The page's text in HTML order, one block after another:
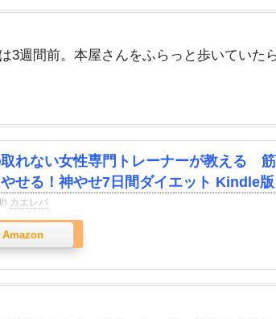
3週間前。本屋さんをふらっと歩いていた
れない女性専門トレーナーが教える 筋
せる！神やせ7日間ダイエット Kindle版
カエレバ
Amazon